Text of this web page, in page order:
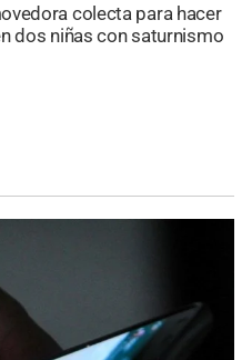
colecta para hacer
dos niñas con saturnismo